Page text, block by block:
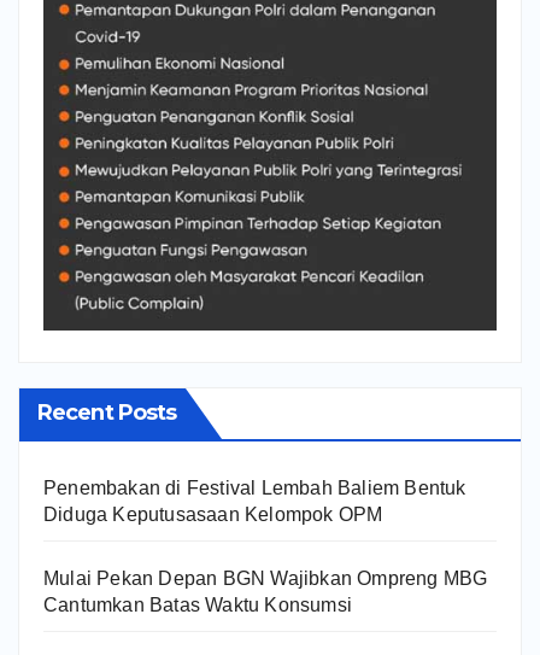
Recent Posts
Penembakan di Festival Lembah Baliem Bentuk
Diduga Keputusasaan Kelompok OPM
Mulai Pekan Depan BGN Wajibkan Ompreng MBG
Cantumkan Batas Waktu Konsumsi